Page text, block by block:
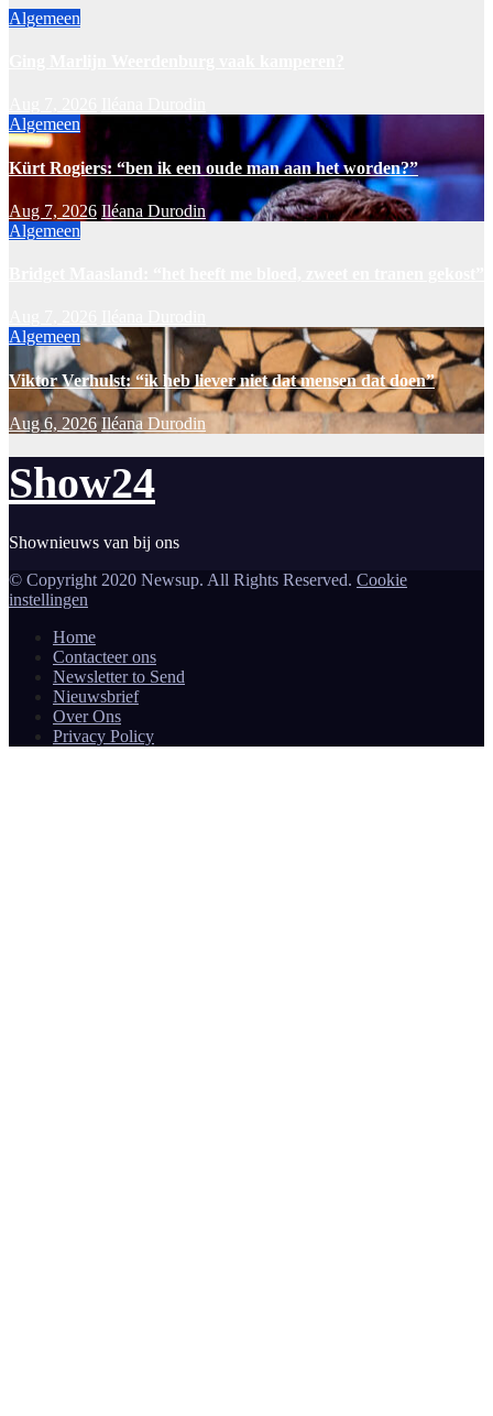
Algemeen
Algemeen
Kürt Rogiers: “ben ik een oude man aan het worden?”
Aug 7, 2026 Iléana Durodin
Algemeen
Algemeen
Viktor Verhulst: “ik heb liever niet dat mensen dat doen”
Aug 6, 2026 Iléana Durodin
Show24
Shownieuws van bij ons
© Copyright 2020 Newsup. All Rights Reserved. Cookie
instellingen
Home
Contacteer ons
Newsletter to Send
Nieuwsbrief
Over Ons
Privacy Policy